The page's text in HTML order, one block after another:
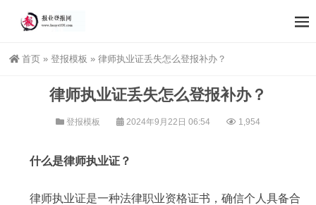
首页 » 登报模板 » 律师执业证丢失怎么登报补办？
律师执业证丢失怎么登报补办？
登报模板 2024年9月22日 06:54 1,954
什么是律师执业证？
律师执业证是一种法律职业资格证书，确信个人具备合